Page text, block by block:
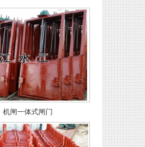
机闸一体式闸门